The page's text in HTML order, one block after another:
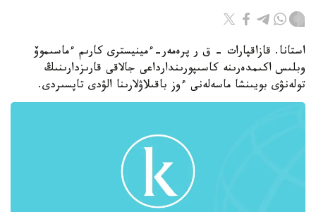
استانا. قازاقپارات - ق ر پرەمەر-ءمينيسترى كارىم ءماسىموۆ
وبلىس اكىمدەرىنە كاسىپورىندارداعى جالاقى قارىزدارىنىڭ
تولەنۋى بويىنشا ماسەلەنى ءوز باقىلاۋلارىنا الۋدى تاپسىردى.